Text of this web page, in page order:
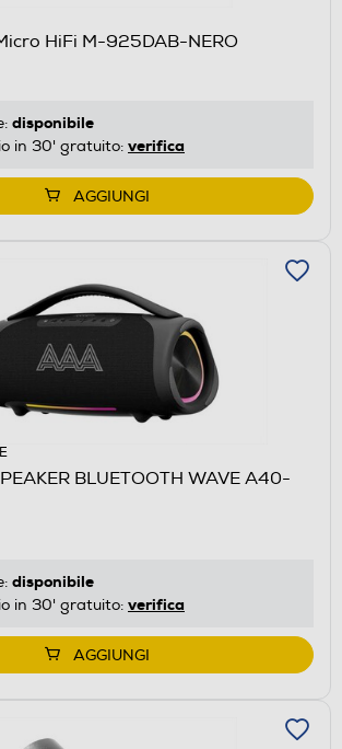
HiFi M-925DAB-NERO
disponibile
in 30' gratuito: verifica
AGGIUNGI
BLUETOOTH WAVE A40-
disponibile
in 30' gratuito: verifica
AGGIUNGI